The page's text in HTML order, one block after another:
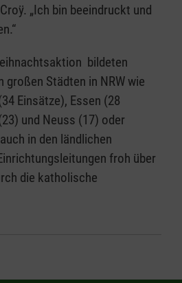
„Ich bin beeindruckt und
bildeten
großen Städten in NRW wie
Einsätze), Essen (28
und Neuss (17) oder
in den ländlichen
froh über
die katholische